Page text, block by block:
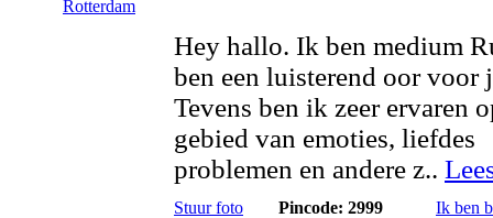
Hey hallo. Ik ben medium
ben een luisterend oor voor
Tevens ben ik zeer ervaren
gebied van emoties, liefdes
problemen en andere z..
Stuur foto Pincode: 2999 Ik ben